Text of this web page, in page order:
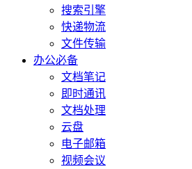
搜索引擎
快递物流
文件传输
办公必备
文档笔记
即时通讯
文档处理
云盘
电子邮箱
视频会议